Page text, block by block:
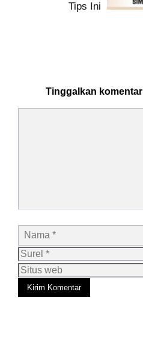
Tips Ini
Tinggalkan komentar
Nama
Surel
Situs
web